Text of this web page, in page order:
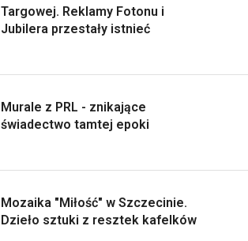
Targowej. Reklamy Fotonu i
Jubilera przestały istnieć
Murale z PRL - znikające
świadectwo tamtej epoki
Mozaika "Miłość" w Szczecinie.
Dzieło sztuki z resztek kafelków